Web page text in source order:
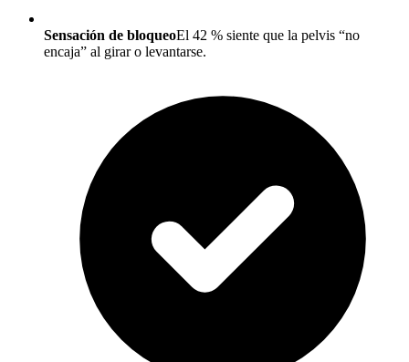
Sensación de bloqueoEl 42 % siente que la pelvis “no
encaja” al girar o levantarse.